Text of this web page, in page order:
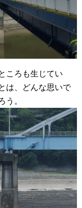
ころも生じてい
は、どんな思いで
う。